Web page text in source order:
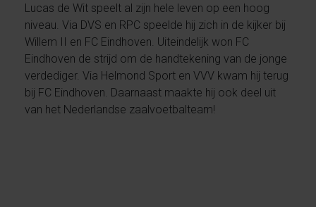
Lucas de Wit speelt al zijn hele leven op een hoog
niveau. Via DVS en RPC speelde hij zich in de kijker bij
Willem II en FC Eindhoven. Uiteindelijk won FC
Eindhoven de strijd om de handtekening van de jonge
verdediger. Via Helmond Sport en VVV kwam hij terug
bij FC Eindhoven. Daarnaast maakte hij ook deel uit
van het Nederlandse zaalvoetbalteam!